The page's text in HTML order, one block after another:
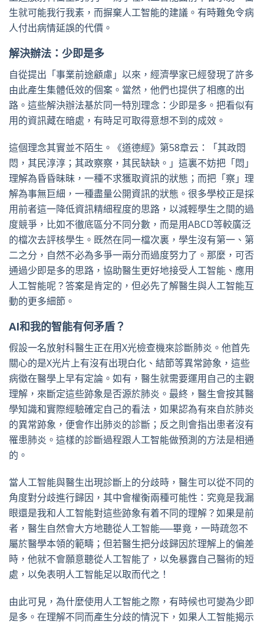
生就可能我行我素，而摒棄人工智能的建議。有時難免令病
人付出病情延誤的代價。
解決辦法：少即是多
自從提出「事業前途顧慮 」以來，經濟學家已經發現了許多
由此產生集體低效的個案。當然，他們也提供了相應的出
路。這些解決辦法基於同一特別理念：少即是多。把看似有
用的資訊藏在暗處，有時足可取得意想不到的成效。
這個理念其實並不陌生。《道德經》第58章云：「其政悶
悶，其民淳淳；其政察察，其民缺缺。」這裏不妨把「悶」
理解為昏昏昧昧，一種不求獲取資訊的狀態；而把「察」理
解為事無巨細，一種盡量公開資訊的狀態。很多學校正是採
用前者這一降低資訊精細程度的思路，以減輕學生之間的過
度競爭，比如不徹底區分不同分數，而是用ABCD等較廣泛
的檔次去評核學生。既然在同一檔次裏，學生沒有第一、第
二之分，自然不必為多爭一兩分而過度努力了。那麼，可否
通過少即是多的思路，協助醫生更好地接受人工智能、應用
人工智能呢？答案是肯定的，但必先了解醫生與人工智能互
動的更多細節。
AI和我的智能有何矛盾？
假設一名放射科醫生正在用X光檢查機來診斷肺炎。他首先
關心的是X光片上有沒有出現白化、結節等異常跡象，這些
病徵在醫學上早有定論。如有，醫生就需要運用自己的主觀
理解，來斷定這些跡象是否源於肺炎。最終，醫生會按其醫
學知識和實際經驗確定自己的看法，如果認為有來自於肺炎
的異常跡象，便會作出肺炎的診斷；反之則會指出患者沒有
罹患肺炎。這樣的診斷過程跟人工智能做預測的方法是相通
的。
當人工智能與醫生出現診斷上的分歧時，醫生可以從不同的
角度對分歧進行歸因，其中會權衡兩種可能性：究竟是我漏
眼還是我和人工智能對這些跡象有着不同的理解？如果是前
者，醫生自然會大方地聽從人工智能──畢竟，一時疏忽不
屬於醫學本領的範疇；但若醫生把分歧歸因於理解上的偏差
時，他就不會願意聽從人工智能了，以免暴露自己醫術的短
處，以免表明人工智能足以取而代之！
由此可見，為什麼使用人工智能之際，有時候也可變為少即
是多。在理解不同而產生分歧的情況下，如果人工智能揭示